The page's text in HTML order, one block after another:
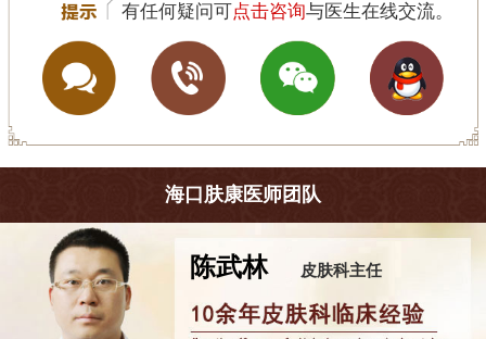
有任何疑问可点击咨询与医生在线交流。
海口肤康医师团队
陈武林 皮肤科主任